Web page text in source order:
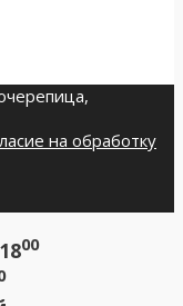
на обработку
00